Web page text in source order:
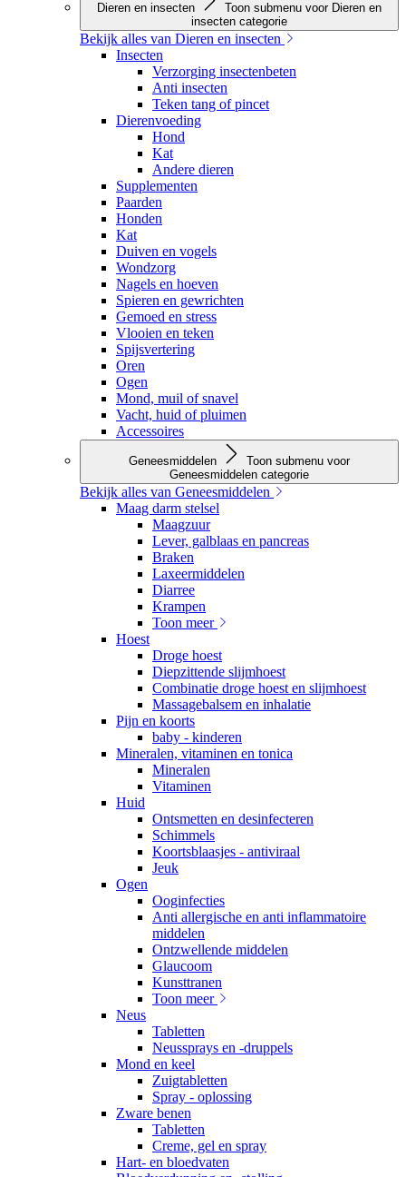
Dieren en insecten
Toon submenu voor Dieren en
insecten categorie
Bekijk alles van Dieren en insecten
Insecten
Verzorging insectenbeten
Anti insecten
Teken tang of pincet
Dierenvoeding
Hond
Kat
Andere dieren
Supplementen
Paarden
Honden
Kat
Duiven en vogels
Wondzorg
Nagels en hoeven
Spieren en gewrichten
Gemoed en stress
Vlooien en teken
Spijsvertering
Oren
Ogen
Mond, muil of snavel
Vacht, huid of pluimen
Accessoires
Geneesmiddelen
Toon submenu voor
Geneesmiddelen categorie
Bekijk alles van Geneesmiddelen
Maag darm stelsel
Maagzuur
Lever, galblaas en pancreas
Braken
Laxeermiddelen
Diarree
Krampen
Toon meer
Hoest
Droge hoest
Diepzittende slijmhoest
Combinatie droge hoest en slijmhoest
Massagebalsem en inhalatie
Pijn en koorts
baby - kinderen
Mineralen, vitaminen en tonica
Mineralen
Vitaminen
Huid
Ontsmetten en desinfecteren
Schimmels
Koortsblaasjes - antiviraal
Jeuk
Ogen
Ooginfecties
Anti allergische en anti inflammatoire
middelen
Ontzwellende middelen
Glaucoom
Kunsttranen
Toon meer
Neus
Tabletten
Neussprays en -druppels
Mond en keel
Zuigtabletten
Spray - oplossing
Zware benen
Tabletten
Creme, gel en spray
Hart- en bloedvaten